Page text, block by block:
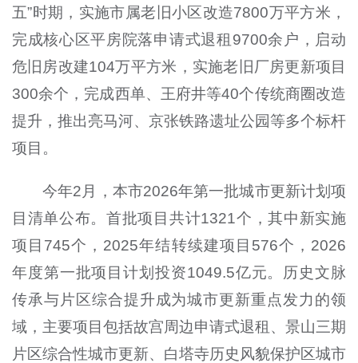
五”时期，实施市属老旧小区改造7800万平方米，
完成核心区平房院落申请式退租9700余户，启动
危旧房改建104万平方米，实施老旧厂房更新项目
300余个，完成西单、王府井等40个传统商圈改造
提升，推出亮马河、京张铁路遗址公园等多个标杆
项目。
今年2月，本市2026年第一批城市更新计划项
目清单公布。首批项目共计1321个，其中新实施
项目745个，2025年结转续建项目576个，2026
年度第一批项目计划投资1049.5亿元。历史文脉
传承与片区综合提升成为城市更新重点发力的领
域，主要项目包括故宫周边申请式退租、景山三期
片区综合性城市更新、白塔寺历史风貌保护区城市